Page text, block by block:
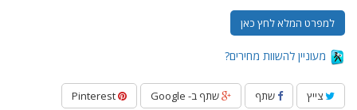
למפרט המלא לחץ כאן
מעוניין להשוות מחירים?
צייץ שתף שתף ב- Google